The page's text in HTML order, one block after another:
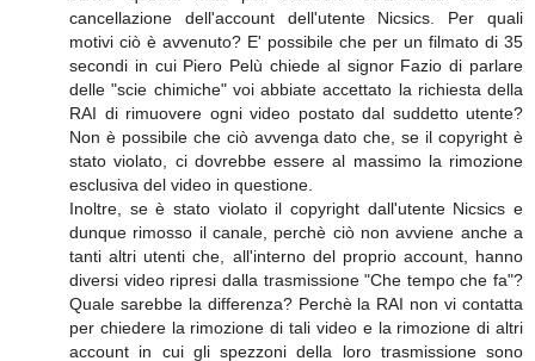
cancellazione dell'account dell'utente Nicsics. Per quali
motivi ciò è avvenuto? E' possibile che per un filmato di 35
secondi in cui Piero Pelù chiede al signor Fazio di parlare
delle "scie chimiche" voi abbiate accettato la richiesta della
RAI di rimuovere ogni video postato dal suddetto utente?
Non è possibile che ciò avvenga dato che, se il copyright è
stato violato, ci dovrebbe essere al massimo la rimozione
esclusiva del video in questione.
Inoltre, se è stato violato il copyright dall'utente Nicsics e
dunque rimosso il canale, perchè ciò non avviene anche a
tanti altri utenti che, all'interno del proprio account, hanno
diversi video ripresi dalla trasmissione "Che tempo che fa"?
Quale sarebbe la differenza? Perchè la RAI non vi contatta
per chiedere la rimozione di tali video e la rimozione di altri
account in cui gli spezzoni della loro trasmissione sono